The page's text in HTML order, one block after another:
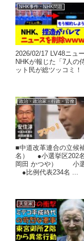
NHK事件・NHK問題
2026/02/17 LV48ニュ
NHKが報じた「7人の
ット民が総ツッコミ！
政治・政治家・行政・官僚
■中道改革連合の立候
名） ●小選挙区202
岡田 かつや） 小選
●比例代表234名 ...
天皇家